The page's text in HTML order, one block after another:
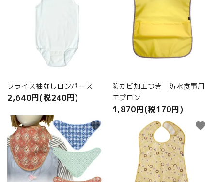
フライス袖なしロンパース
2,640円(税240円)
防カビ加工つき 防水食事用
エプロン
1,870円(税170円)
favorite favorite